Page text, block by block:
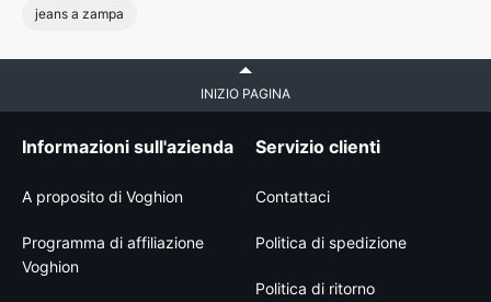
jeans a zampa
INIZIO PAGINA
Informazioni sull'azienda
A proposito di Voghion
Programma di affiliazione
Voghion
Servizio clienti
Contattaci
Politica di spedizione
Politica di ritorno